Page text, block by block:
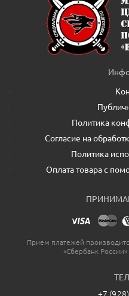
Политика
Согласие на
Политика
Оплата товара с
Прием платежей
«Сбербанк